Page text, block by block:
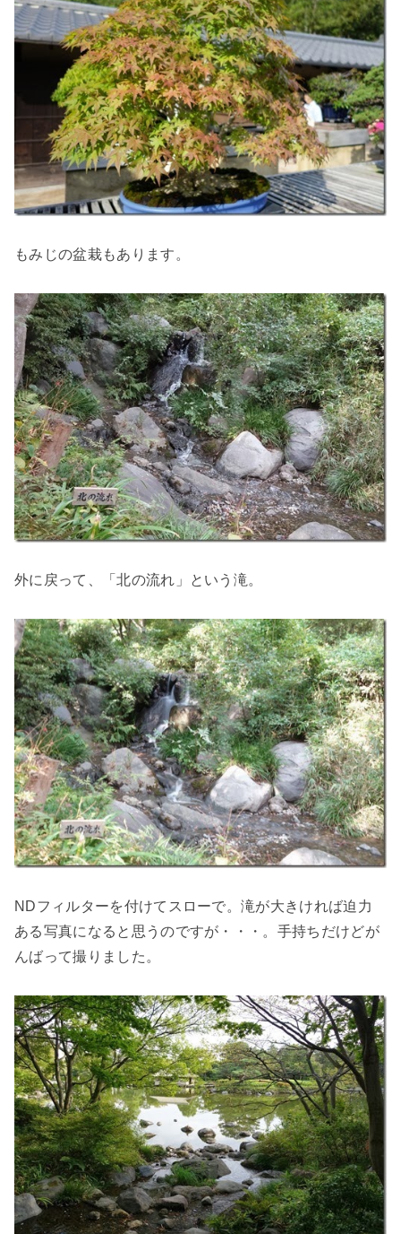
もみじの盆栽もあります。
外に戻って、「北の流れ」という滝。
NDフィルターを付けてスローで。滝が大きければ迫力
ある写真になると思うのですが・・・。手持ちだけどが
んばって撮りました。